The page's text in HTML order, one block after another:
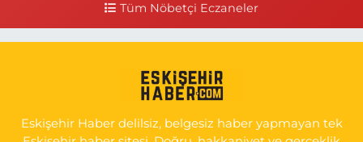
Tüm Nöbetçi Eczaneler
Eskişehir Haber delilsiz, belgesiz haber yapmayan tek